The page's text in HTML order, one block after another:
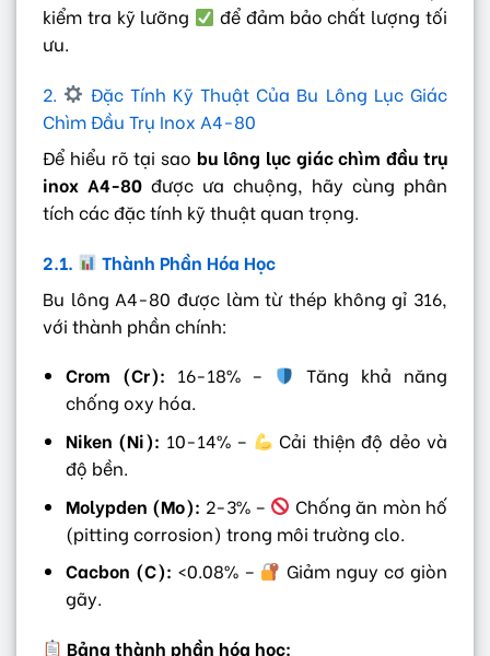
kiểm tra kỹ lưỡng
để đảm bảo chất lượng tối
ưu.
2.
Đặc Tính Kỹ Thuật Của Bu Lông Lục Giác
Chìm Đầu Trụ Inox A4-80
Để hiểu rõ tại saobu lông lục giác chìm đầu trụ
inox A4-80 được ưa chuộng, hãy cùng phân
tích các đặc tính kỹ thuật quan trọng.
2.1.
Thành Phần Hóa Học
Bu lông A4-80 được làm từ thép không gỉ 316,
với thành phần chính:
Crom (Cr): 16-18% –
Tăng khả năng
chống oxy hóa.
Niken (Ni): 10-14% –
Cải thiện độ dẻo và
độ bền.
Molypden (Mo): 2-3% –
Chống ăn mòn hố
(pitting corrosion) trong môi trường clo.
Cacbon (C): <0.08% –
Giảm nguy cơ giòn
gãy.
Bảng thành phần hóa học: